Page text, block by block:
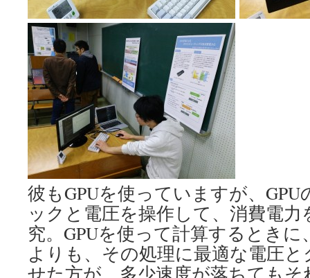
彼もGPUを使っていますが、
ックと電圧を操作して、消費電
究。GPUを使って計算するとき
よりも、その処理に最適な電圧
せた方が、多少速度が落ちても